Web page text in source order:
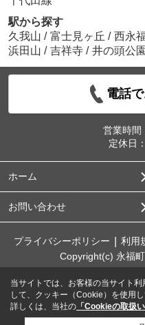
駅から探す
久我山 / 富士見ヶ丘 / 西永
浜田山 / 吉祥寺 / 井の頭公園
電話
営業時間
定休日：
ホーム
お問い合わせ
プライバシーポリシー 利用
Copyright(c) 永福
当サイトでは、お客様の当サイト
して、クッキー（Cookie）を使用し
詳しくは、当社の 「Cookieの取扱